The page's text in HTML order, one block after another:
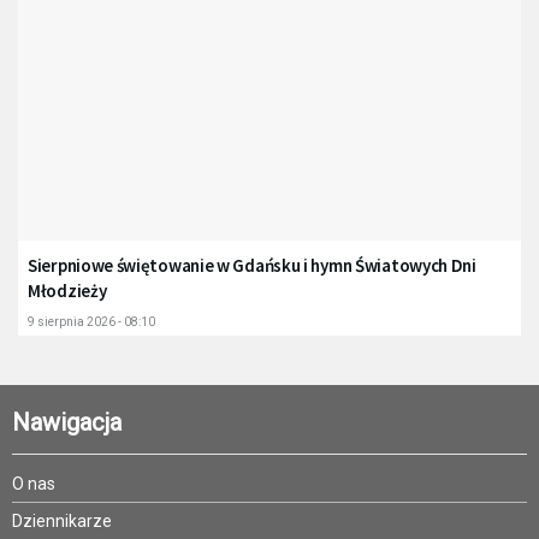
Sierpniowe świętowanie w Gdańsku i hymn Światowych Dni
Młodzieży
9 sierpnia 2026 - 08:10
Nawigacja
O nas
Dziennikarze